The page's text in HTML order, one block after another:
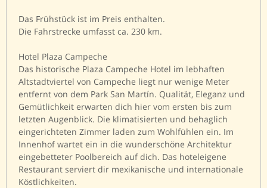
Das Frühstück ist im Preis enthalten.
Die Fahrstrecke umfasst ca. 230 km.
Hotel Plaza Campeche
Das historische Plaza Campeche Hotel im lebhaften
Altstadtviertel von Campeche liegt nur wenige Meter
entfernt von dem Park San Martín. Qualität, Eleganz und
Gemütlichkeit erwarten dich hier vom ersten bis zum
letzten Augenblick. Die klimatisierten und behaglich
eingerichteten Zimmer laden zum Wohlfühlen ein. Im
Innenhof wartet ein in die wunderschöne Architektur
eingebetteter Poolbereich auf dich. Das hoteleigene
Restaurant serviert dir mexikanische und internationale
Köstlichkeiten.